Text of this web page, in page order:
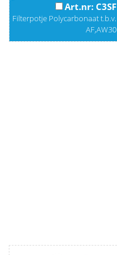
Art.nr: C3SF
Filterpotje Polycarbonaat t.b.v.
AF,AW30